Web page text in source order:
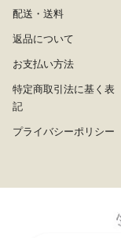
配送・送料
返品について
お支払い方法
特定商取引法に基く表
記
プライバシーポリシー